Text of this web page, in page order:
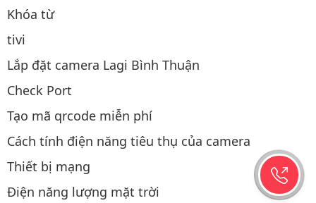
Khóa từ
tivi
Lắp đặt camera Lagi Bình Thuận
Check Port
Tạo mã qrcode miễn phí
Cách tính điện năng tiêu thụ của camera
Thiết bị mạng
Điện năng lượng mặt trời